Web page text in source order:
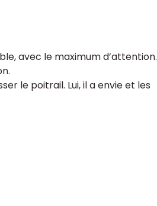
avec le maximum d’attention.
le poitrail. Lui, il a envie et les